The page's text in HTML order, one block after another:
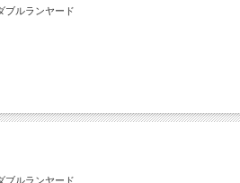
ブルランヤード
ブルランヤード